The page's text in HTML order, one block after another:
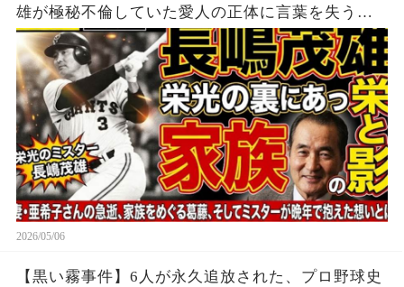
雄が極秘不倫していた愛人の正体に言葉を失う…
宗教に狂ってしまった闇深い長嶋家の家庭崩壊の
全貌がエグい
2026/05/06
【黒い霧事件】6人が永久追放された、プロ野球史